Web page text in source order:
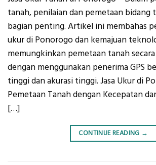
tanah, penilaian dan pemetaan bidang
bagian penting. Artikel ini membahas
ukur di Ponorogo dan kemajuan
memungkinkan pemetaan tanah
dengan menggunakan penerima GPS
tinggi dan akurasi tinggi. Jasa Ukur di
Pemetaan Tanah dengan Kecepatan
[…]
CONTINUE READING →